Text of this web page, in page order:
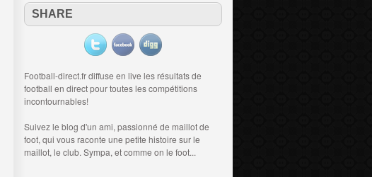
SHARE
Football-direct.fr diffuse en live les résultats de
football en directpour toutes les compétitions
incontournables!
Suivez le blog d'un ami, passionné de maillot de
foot, qui vous raconte une petite histoire sur le
maillot, le club. Sympa, et comme on le foot...